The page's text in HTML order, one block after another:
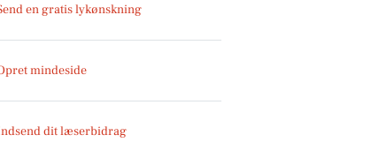
en gratis lykønskning
mindeside
dit læserbidrag